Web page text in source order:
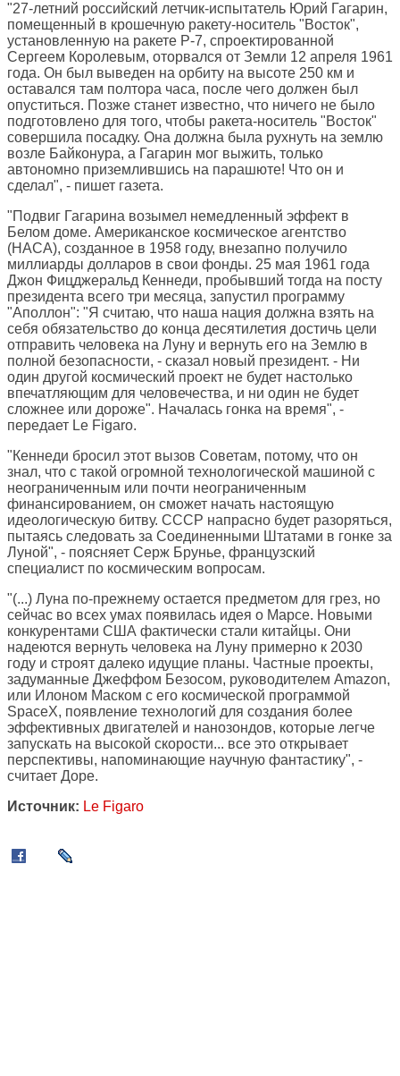
"27-летний российский летчик-испытатель Юрий Гагарин,
помещенный в крошечную ракету-носитель "Восток",
установленную на ракете Р-7, спроектированной
Сергеем Королевым, оторвался от Земли 12 апреля 1961
года. Он был выведен на орбиту на высоте 250 км и
оставался там полтора часа, после чего должен был
опуститься. Позже станет известно, что ничего не было
подготовлено для того, чтобы ракета-носитель "Восток"
совершила посадку. Она должна была рухнуть на землю
возле Байконура, а Гагарин мог выжить, только
автономно приземлившись на парашюте! Что он и
сделал", - пишет газета.
"Подвиг Гагарина возымел немедленный эффект в
Белом доме. Американское космическое агентство
(НАСА), созданное в 1958 году, внезапно получило
миллиарды долларов в свои фонды. 25 мая 1961 года
Джон Фицджеральд Кеннеди, пробывший тогда на посту
президента всего три месяца, запустил программу
"Аполлон": "Я считаю, что наша нация должна взять на
себя обязательство до конца десятилетия достичь цели
отправить человека на Луну и вернуть его на Землю в
полной безопасности, - сказал новый президент. - Ни
один другой космический проект не будет настолько
впечатляющим для человечества, и ни один не будет
сложнее или дороже". Началась гонка на время", -
передает Le Figaro.
"Кеннеди бросил этот вызов Советам, потому, что он
знал, что с такой огромной технологической машиной с
неограниченным или почти неограниченным
финансированием, он сможет начать настоящую
идеологическую битву. СССР напрасно будет разоряться,
пытаясь следовать за Соединенными Штатами в гонке за
Луной", - поясняет Серж Брунье, французский
специалист по космическим вопросам.
"(...) Луна по-прежнему остается предметом для грез, но
сейчас во всех умах появилась идея о Марсе. Новыми
конкурентами США фактически стали китайцы. Они
надеются вернуть человека на Луну примерно к 2030
году и строят далеко идущие планы. Частные проекты,
задуманные Джеффом Безосом, руководителем Amazon,
или Илоном Маском с его космической программой
SpaceX, появление технологий для создания более
эффективных двигателей и нанозондов, которые легче
запускать на высокой скорости... все это открывает
перспективы, напоминающие научную фантастику", -
считает Доре.
Источник: Le Figaro